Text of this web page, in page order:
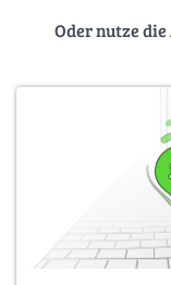
Oder nutze